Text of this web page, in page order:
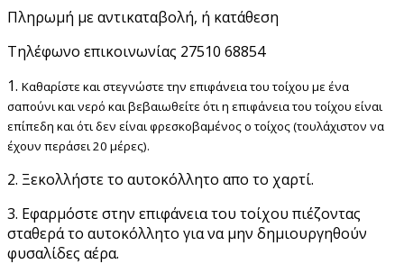
Πληρωμή με αντικαταβολή, ή κατάθεση
Τηλέφωνο επικοινωνίας 27510 68854
1. Καθαρίστε και στεγνώστε την επιφάνεια του τοίχου με ένα
σαπούνι και νερό και βεβαιωθείτε ότι η επιφάνεια του τοίχου είναι
επίπεδη και ότι δεν είναι φρεσκοβαμένος ο τοίχος (τουλάχιστον να
έχουν περάσει 20 μέρες).
2. Ξεκολλήστε το αυτοκόλλητο απο το χαρτί.
3. Εφαρμόστε στην επιφάνεια του τοίχου πιέζοντας
σταθερά το αυτοκόλλητο για να μην δημιουργηθούν
φυσαλίδες αέρα.